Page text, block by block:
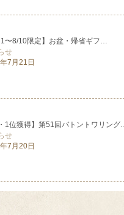
〜8/10限定】お盆・帰省ギフ…
せ
7月21日
1位獲得】第51回バトントワリング…
せ
7月20日